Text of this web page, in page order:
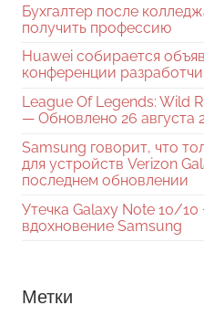
Бухгалтер после
получить профессию
Huawei собирается
конференции
League Of Legends: Wild
— Обновлено 26 августа
Samsung говорит, что
для устройств Verizon
последнем обновлении
Утечка Galaxy Note 10/10
вдохновение Samsung
Метки